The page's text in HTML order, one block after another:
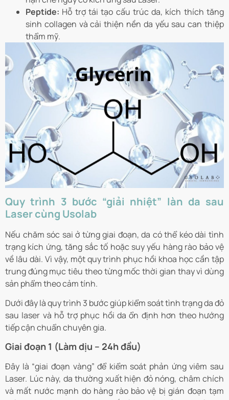
Peptide: Hỗ trợ tái tạo cấu trúc da, kích thích tăng
sinh collagen và cải thiện nền da yếu sau can thiệp
thẩm mỹ.
Quy trình 3 bước “giải nhiệt” làn da sau
Laser cùng Usolab
Nếu chăm sóc sai ở từng giai đoạn, da có thể kéo dài tình
trạng kích ứng, tăng sắc tố hoặc suy yếu hàng rào bảo vệ
về lâu dài. Vì vậy, một quy trình phục hồi khoa học cần tập
trung đúng mục tiêu theo từng mốc thời gian thay vì dùng
sản phẩm theo cảm tính.
Dưới đây là quy trình 3 bước giúp kiểm soát tình trạng da đỏ
sau laser và hỗ trợ phục hồi da ổn định hơn theo hướng
tiếp cận chuẩn chuyên gia.
Giai đoạn 1 (Làm dịu – 24h đầu)
Đây là “giai đoạn vàng” để kiểm soát phản ứng viêm sau
Laser. Lúc này, da thường xuất hiện đỏ nóng, châm chích
và mất nước mạnh do hàng rào bảo vệ bị gián đoạn tạm